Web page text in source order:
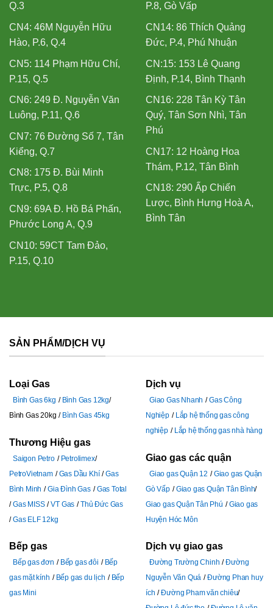
Q.3
CN4: 46M Nguyễn Hữu
Hào, P.6, Q.4
CN5: 114 Phạm Hữu Chí,
P.15, Q.5
CN6: 249 Đ. Nguyễn Văn
Luông, P.11, Q.6
CN7: 76 Đường Số 7, Tân
Kiểng, Q.7
CN8: 175 Đ. Bùi Minh
Trực, P.5, Q.8
CN9: 69A Đ. Hồ Bá Phấn,
Phước Long A, Q.9
CN10: 59CT Tam Đảo,
P.15, Q.10
P.8, Gò Vấp
CN14: 86 Thích Quảng
Đức, P.4, Phú Nhuận
CN:15: 153 Lê Quang
Định, P.14, Bình Thạnh
CN16: 228 Tân Kỳ Tân
Quý, Tân Sơn Nhì, Tân
Phú
CN17: 12 Hoàng Hoa
Thám, P.12, Tân Bình
CN18: 290 Ấp Chiến
Lược, Bình Hưng Hoà A,
Bình Tân
SẢN PHẨM/DỊCH VỤ
Loại Gas
Bình Gas 6kg
Bình Gas 12kg
Bình Gas 20kg
Bình Gas 45kg
Thương Hiệu gas
Saigon Petro
Petrolimex
PetroVietnam
Gas Dầu Khí
Gas
Bình Minh
Gia Đình Gas
Gas Total
Gas MISS
VT Gas
Thủ Đức Gas
Gas ELF 12kg
Bếp gas
Bếp gas đơn Bếp gas đôi
Bếp
gas mặt kính
Bếp gas du lịch
Bếp
gas Mini
Dịch vụ
Giao Gas Nhanh
Gas Công
Nghiệp
Lắp hệ thống gas công
nghiệp
Lắp hệ thống gas nhà hàng
Giao gas các quận
Giao gas Quận 12
Giao gas Quận
Gò Vấp
Giao gas Quận Tân Bình
Giao gas Quận Tân Phú
Giao gas
Huyện Hóc Môn
Dịch vụ giao gas
Đường Trường Chinh
Đường
Nguyễn Văn Quá
Đường Phan huy
ích
Đường Pham văn chiêu